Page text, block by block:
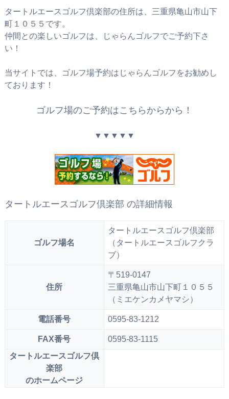
タートルエースゴルフ倶楽部の住所は、三重県亀山市山下
町１０５５です。
仲間との楽しいゴルフは、じゃらんゴルフでご予約下さ
い！
当サイトでは、ゴルフ場予約はじゃらんゴルフをお勧めし
ております！
ゴルフ場のご予約はこちらからから！
▼▼▼▼▼
タートルエースゴルフ倶楽部 の詳細情報
ゴルフ場名
タートルエースゴルフ倶楽部
（タートルエースゴルフクラ
ブ）
住所
〒519-0147
三重県亀山市山下町１０５５
（ミエケンカメヤマシ）
電話番号 0595-83-1212
FAX番号
0595-83-1115
タートルエースゴルフ倶
楽部
のホームページ